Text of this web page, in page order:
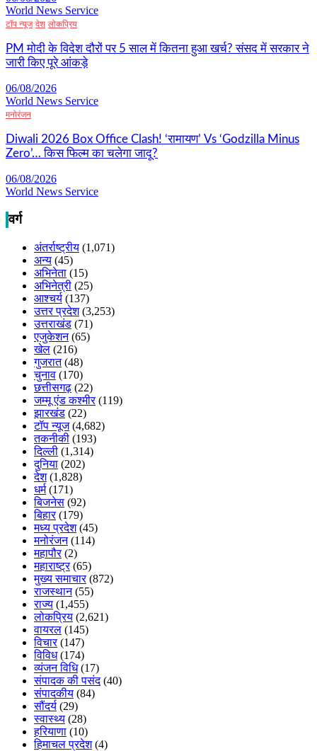
World News Service
टॉप न्यूज देश लोकप्रिय
PM मोदी के विदेश दौरों पर 5 साल में कितना हुआ खर्च? संसद में सरकार ने
जारी किए पूरे आंकड़े
06/08/2026
World News Service
मनोरंजन
Diwali 2026 Box Office Clash! ‘रामायण’ Vs ‘Godzilla Minus
Zero’… किस फिल्म का चलेगा जादू?
06/08/2026
World News Service
वर्ग
अंतर्राष्ट्रीय (1,071)
अन्य (45)
अभिनेता (15)
अभिनेत्री (25)
आश्चर्य (137)
उत्तर प्रदेश(3,253)
उत्तराखंड (71)
एजुकेशन(65)
खेल (216)
गुजरात(48)
चुनाव (170)
छत्तीसगढ़ (22)
जम्मू एंड कश्मीर(119)
झारखंड (22)
टॉप न्यूज(4,682)
तकनीकी (193)
दिल्ली (1,314)
दुनिया (202)
देश(1,828)
धर्म(171)
बिजनेस (92)
बिहार(179)
मध्य प्रदेश(45)
मनोरंजन(114)
महापौर(2)
महाराष्ट्र(65)
मुख्य समाचार(872)
राजस्थान(55)
राज्य (1,455)
लोकप्रिय (2,621)
वायरल (145)
विचार(147)
विविध(174)
व्यंजन विधि(17)
संपादक की पसंद(40)
संपादकीय (84)
सौंदर्य (29)
स्वास्थ्य (28)
हरियाणा (10)
हिमाचल प्रदेश(4)